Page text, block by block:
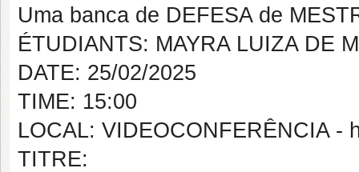
Uma banca de DEFESA de
ÉTUDIANTS: MAYRA LUIZA DE
DATE: 25/02/2025
TIME: 15:00
LOCAL: VIDEOCONFERÊNCIA -
TITRE: